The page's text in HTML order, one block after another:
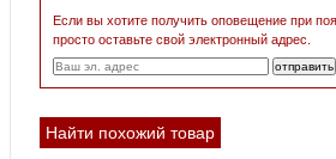
Если вы хотите получить оповещение при
просто оставьте свой электронный адрес.
Найти похожий товар